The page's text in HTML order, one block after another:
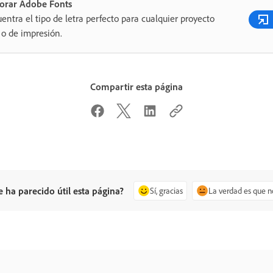
Adobe Fonts
el tipo de letra perfecto para cualquier proyecto
de impresión.
Compartir esta página
ha parecido útil esta página? Sí, gracias La verdad es que